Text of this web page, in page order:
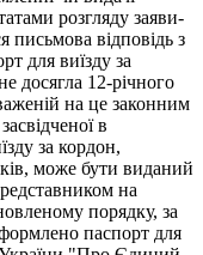
розгляду заяви-
письмова відповідь з
для виїзду за
досягла 12-річного
на це законним
в
за кордон,
може бути виданий
на
порядку, за
паспорт для